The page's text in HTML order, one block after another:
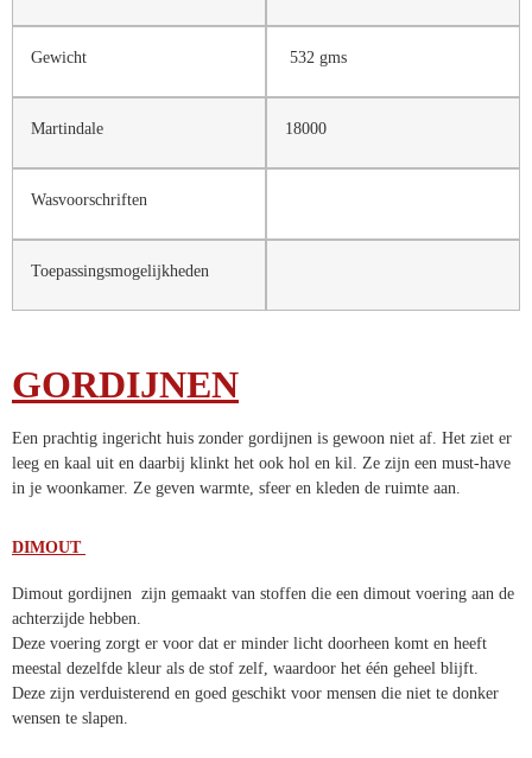
Gewicht 532 gms
Martindale 18000
Wasvoorschriften
Toepassingsmogelijkheden
GORDIJNEN
Een prachtig ingericht huis zonder gordijnen is gewoon niet af. Het
ziet er leeg en kaal uit en daarbij klinkt het ook hol en kil. Ze zijn een
must-have in je woonkamer. Ze geven warmte, sfeer en kleden de
Dimout gordijnen zijn gemaakt van stoffen die een dimout voering
aan de achterzijde hebben.
Deze voering zorgt er voor dat er minder licht doorheen komt en heeft
meestal dezelfde kleur als de stof zelf, waardoor het één geheel blijft.
Deze zijn verduisterend en goed geschikt voor mensen die niet te